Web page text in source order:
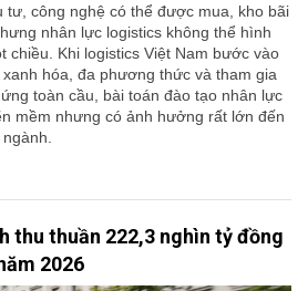
tư, công nghệ có thể được mua, kho bãi
nhân lực logistics không thể hình
chiều. Khi logistics Việt Nam bước vào
hóa, đa phương thức và tham gia
toàn cầu, bài toán đào tạo nhân lực
mềm nhưng có ảnh hưởng rất lớn đến
thu thuần 222,3 nghìn tỷ đồng
2026